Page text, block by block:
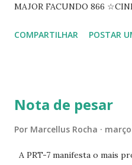
MAJOR FACUNDO 866
PEIXOTO 1307 ☆CINE IRIS
☆CINE VIP CLUBE RUA 24
COMPARTILHAR POSTAR
Nota de pesar
Por Marcellus Rocha
A PRT-7 manifesta o mais